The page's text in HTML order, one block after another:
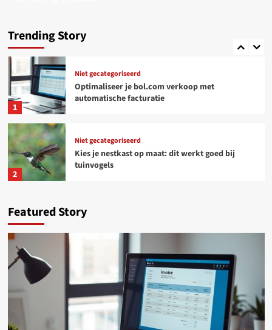
Trending Story
5
freelancers
1
Niet gecategoriseerd
Optimaliseer je bol.com verkoop met
automatische facturatie
2
Niet gecategoriseerd
Kies je nestkast op maat: dit werkt goed bij
tuinvogels
3
Woondecoratie
Tijdloos design, voelbaar comfort: wonen met
Deceuninck aluminium ramen en deuren
Waarom een tuinposter dé slimste upgrade is
voor jouw tuin
Featured Story